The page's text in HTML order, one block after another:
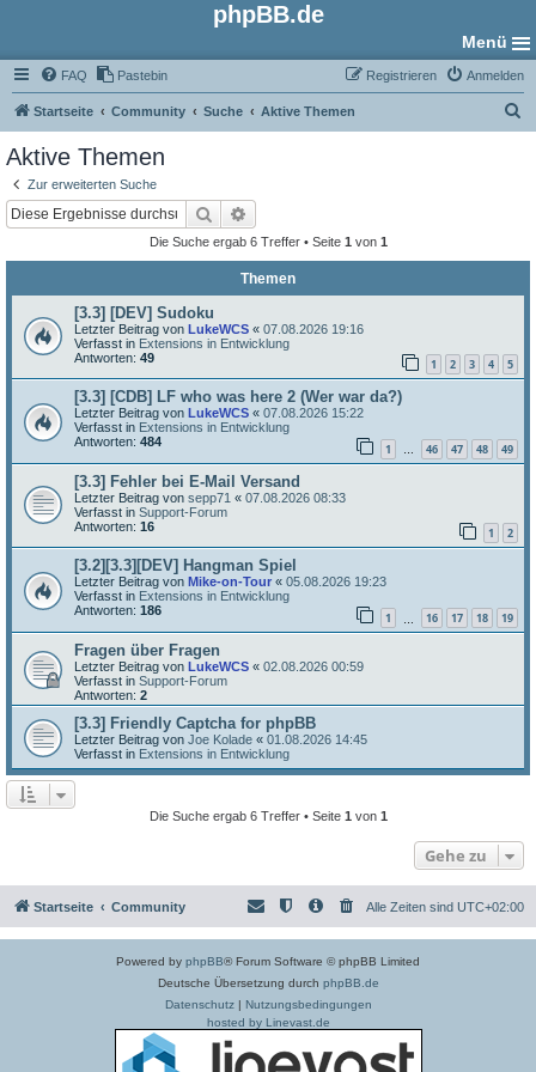
phpBB.de
Menü
FAQ Pastebin Anmelden
Registrieren
Startseite Community Suche Aktive Themen
Aktive Themen
Zur erweiterten Suche
Suche
Die Suche ergab 6 Treffer • Seite 1 von 1
Themen
[3.3] [DEV] Sudoku
Letzter Beitrag von LukeWCS « 07.08.2026 19:16
Verfasst in Extensions in Entwicklung
Antworten: 49 1 2 3 4 5
[3.3] [CDB] LF who was here 2 (Wer war da?)
Letzter Beitrag von LukeWCS « 07.08.2026 15:22
Verfasst in Extensions in Entwicklung
Antworten: 484 1 … 46 47 48 49
[3.3] Fehler bei E-Mail Versand
Letzter Beitrag von sepp71 « 07.08.2026 08:33
Verfasst in Support-Forum
Antworten: 16 1 2
[3.2][3.3][DEV] Hangman Spiel
Letzter Beitrag von Mike-on-Tour « 05.08.2026 19:23
Verfasst in Extensions in Entwicklung
Antworten: 186 1 16 17 18 19
Fragen über Fragen
Letzter Beitrag von LukeWCS « 02.08.2026 00:59
Verfasst in Support-Forum
Antworten: 2
[3.3] Friendly Captcha for phpBB
Letzter Beitrag von Joe Kolade « 01.08.2026 14:45
Verfasst in Extensions in Entwicklung
Die Suche ergab 6 Treffer • Seite 1 von 1
Gehe zu
Startseite Community Alle Zeiten sind UTC+02:00
Powered by phpBB® Forum Software © phpBB Limited
Deutsche Übersetzung durch phpBB.de
Datenschutz| Nutzungsbedingungen
hosted by Linevast.de